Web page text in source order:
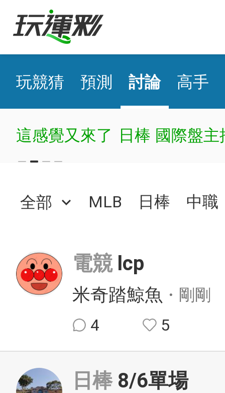
玩競猜 預測 討論 高手
這感覺又來了 日棒 國際盤
全部 keyboard_arrow_down MLB 日棒 中職
電競 lcp
米奇踏鯨魚 ・剛剛
4
5
日棒 8/6單場